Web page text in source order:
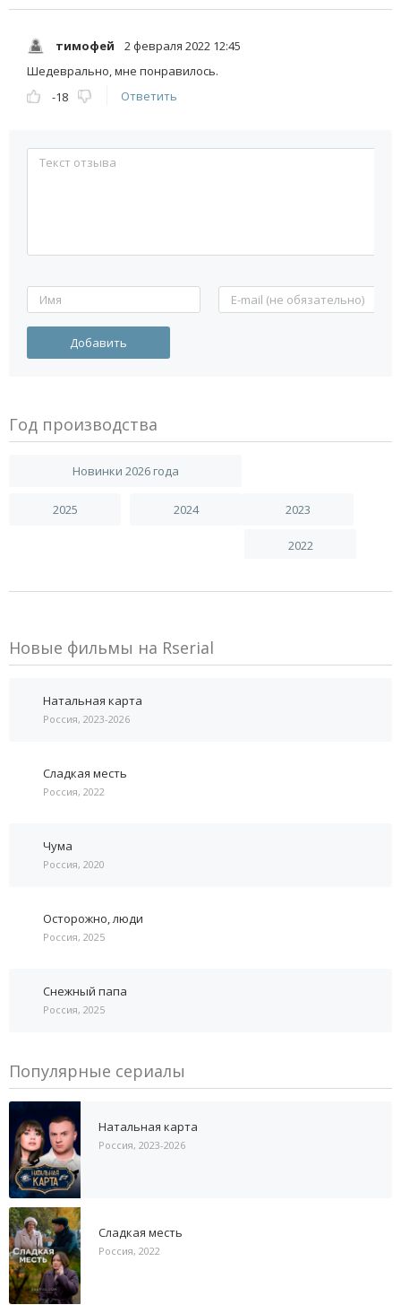
тимофей
2 февраля 2022 12:45
Шедеврально, мне понравилось.
-18
Ответить
Год производства
Новинки 2026 года
2025 2024 2023
2022
Новые фильмы на Rserial
Натальная карта
Россия, 2023-2026
Сладкая месть
Россия, 2022
Чума
Россия, 2020
Осторожно, люди
Россия, 2025
Снежный папа
Россия, 2025
Популярные сериалы
Натальная карта
Россия, 2023-2026
Сладкая месть
Россия, 2022